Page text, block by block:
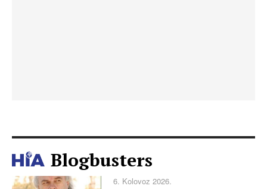
Blogbusters
6. Kolovoz 2026.